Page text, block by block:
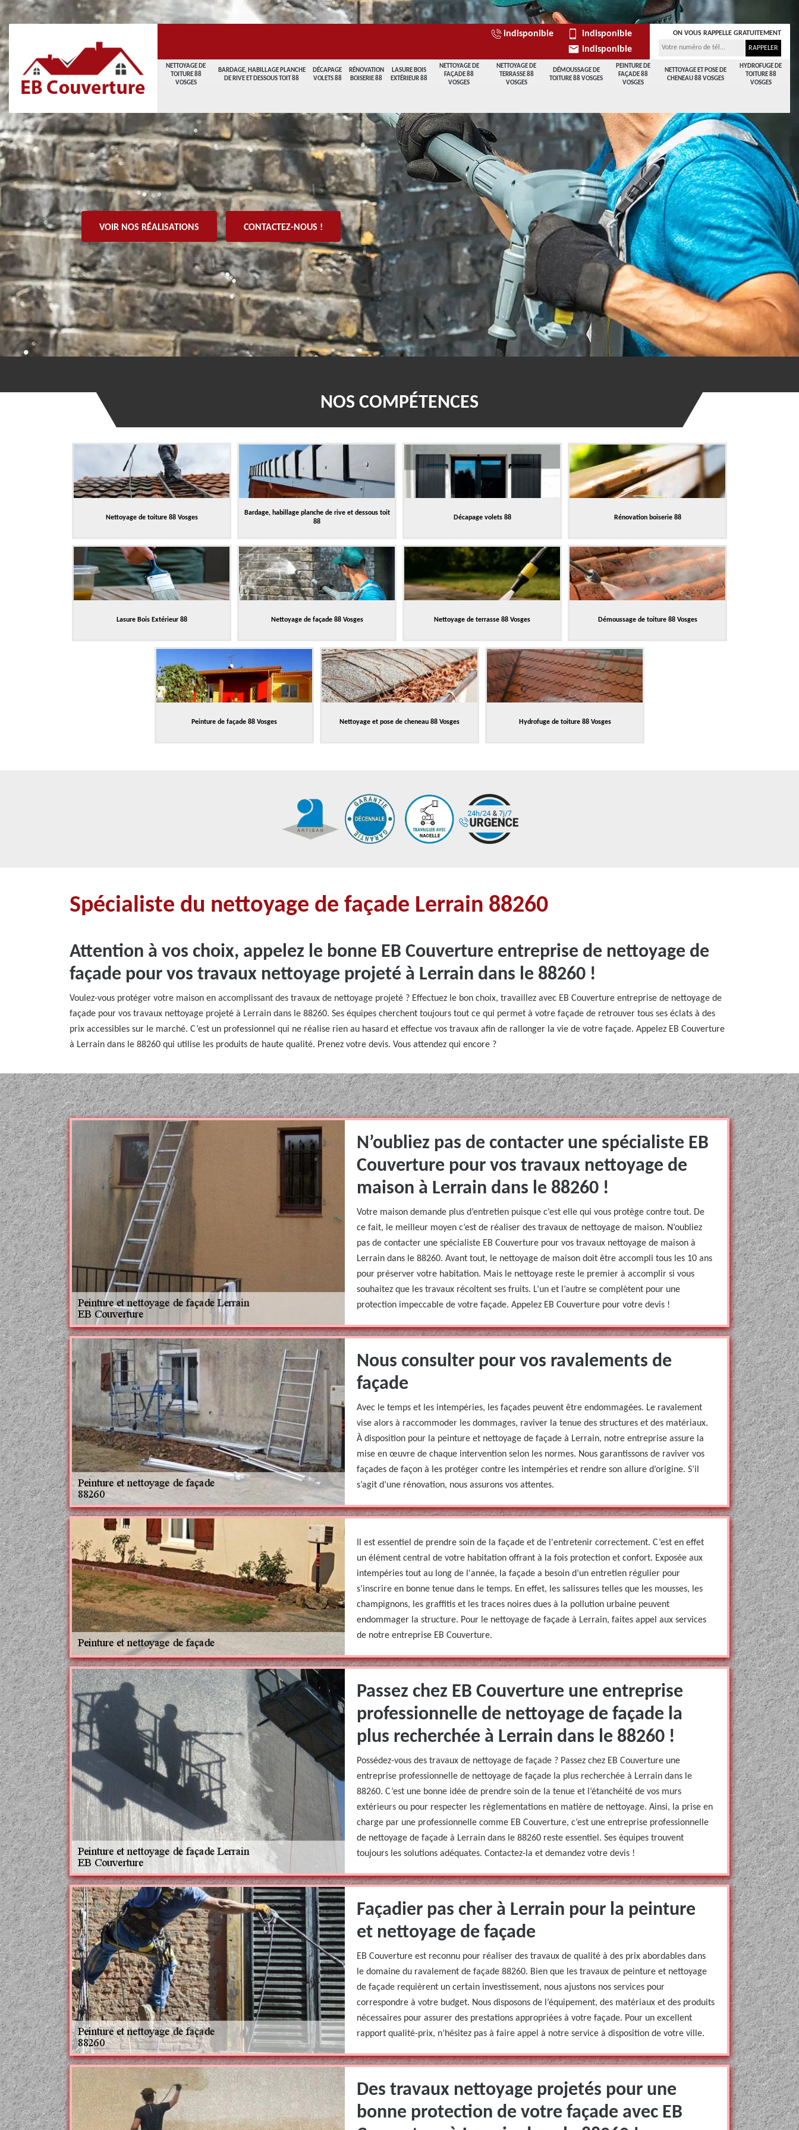
NETTOYAGE DE
TOITURE 88
VOSGES
BARDAGE, HABILLAGE PLANCHE
DE RIVE ET DESSOUS TOIT 88
DÉCAPAGE
VOLETS 88
RÉNOVATION
BOISERIE 88
LASURE BOIS
EXTÉRIEUR 88
NETTOYAGE DE
FAÇADE 88
VOSGES
NETTOYAGE DE
TERRASSE 88
VOSGES
DÉMOUSSAGE DE
TOITURE 88 VOSGES
PEINTURE DE
FAÇADE 88
VOSGES
NETTOYAGE ET POSE DE
CHENEAU 88 VOSGES
HYDROFUGE DE
TOITURE 88
VOSGES
indisponible
indisponible
indisponible
ON VOUS RAPPELLE GRATUITEMENT
VOIR NOS RÉALISATIONS CONTACTEZ-NOUS !
NOS COMPÉTENCES
Nettoyage de toiture 88 Vosges
Bardage, habillage planche de rive et dessous toit
88
Décapage volets 88 Rénovation boiserie 88
Lasure Bois Extérieur 88 Nettoyage de façade 88 Vosges Nettoyage de terrasse 88 Vosges Démoussage de toiture 88 Vosges
Peinture de façade 88 Vosges Nettoyage et pose de cheneau 88 Vosges Hydrofuge de toiture 88 Vosges
Spécialiste du nettoyage de façade Lerrain 88260
Attention à vos choix, appelez le bonne EB Couverture entreprise de nettoyage de
façade pour vos travaux nettoyage projeté à Lerrain dans le 88260 !
Voulez-vous protéger votre maison en accomplissant des travaux de nettoyage projeté ? Effectuez le bon choix, travaillez avec EB Couverture entreprise de nettoyage de
façade pour vos travaux nettoyage projeté à Lerrain dans le 88260. Ses équipes cherchent toujours tout ce qui permet à votre façade de retrouver tous ses éclats à des
prix accessibles sur le marché. C’est un professionnel qui ne réalise rien au hasard et effectue vos travaux afin de rallonger la vie de votre façade. Appelez EB Couverture
à Lerrain dans le 88260 qui utilise les produits de haute qualité. Prenez votre devis. Vous attendez qui encore ?
N’oubliez pas de contacter une spécialiste EB
Couverture pour vos travaux nettoyage de
maison à Lerrain dans le 88260 !
Votre maison demande plus d’entretien puisque c’est elle qui vous protège contre tout. De
ce fait, le meilleur moyen c’est de réaliser des travaux de nettoyage de maison. N’oubliez
pas de contacter une spécialiste EB Couverture pour vos travaux nettoyage de maison à
Lerrain dans le 88260. Avant tout, le nettoyage de maison doit être accompli tous les 10 ans
pour préserver votre habitation. Mais le nettoyage reste le premier à accomplir si vous
souhaitez que les travaux récoltent ses fruits. L’un et l’autre se complètent pour une
protection impeccable de votre façade. Appelez EB Couverture pour votre devis !
Nous consulter pour vos ravalements de
façade
Avec le temps et les intempéries, les façades peuvent être endommagées. Le ravalement
vise alors à raccommoder les dommages, raviver la tenue des structures et des matériaux.
À disposition pour la peinture et nettoyage de façade à Lerrain, notre entreprise assure la
mise en œuvre de chaque intervention selon les normes. Nous garantissons de raviver vos
façades de façon à les protéger contre les intempéries et rendre son allure d’origine. S’il
s’agit d’une rénovation, nous assurons vos attentes.
Il est essentiel de prendre soin de la façade et de l'entretenir correctement. C’est en effet
un élément central de votre habitation offrant à la fois protection et confort. Exposée aux
intempéries tout au long de l'année, la façade a besoin d’un entretien régulier pour
s’inscrire en bonne tenue dans le temps. En effet, les salissures telles que les mousses, les
champignons, les graffitis et les traces noires dues à la pollution urbaine peuvent
endommager la structure. Pour le nettoyage de façade à Lerrain, faites appel aux services
de notre entreprise EB Couverture.
Passez chez EB Couverture une entreprise
professionnelle de nettoyage de façade la
plus recherchée à Lerrain dans le 88260 !
Possédez-vous des travaux de nettoyage de façade ? Passez chez EB Couverture une
entreprise professionnelle de nettoyage de façade la plus recherchée à Lerrain dans le
88260. C’est une bonne idée de prendre soin de la tenue et l’étanchéité de vos murs
extérieurs ou pour respecter les règlementations en matière de nettoyage. Ainsi, la prise en
charge par une professionnelle comme EB Couverture, c’est une entreprise professionnelle
de nettoyage de façade à Lerrain dans le 88260 reste essentiel. Ses équipes trouvent
toujours les solutions adéquates. Contactez-la et demandez votre devis !
Façadier pas cher à Lerrain pour la peinture
et nettoyage de façade
EB Couverture est reconnu pour réaliser des travaux de qualité à des prix abordables dans
le domaine du ravalement de façade 88260. Bien que les travaux de peinture et nettoyage
de façade requièrent un certain investissement, nous ajustons nos services pour
correspondre à votre budget. Nous disposons de l’équipement, des matériaux et des produits
nécessaires pour assurer des prestations appropriées à votre façade. Pour un excellent
rapport qualité-prix, n’hésitez pas à faire appel à notre service à disposition de votre ville.
Des travaux nettoyage projetés pour une
bonne protection de votre façade avec EB